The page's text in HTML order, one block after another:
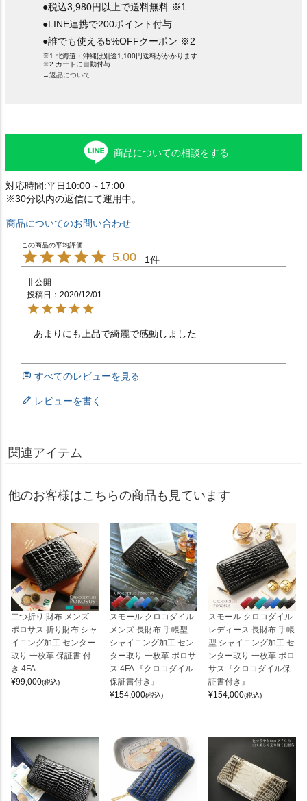
●税込3,980円以上で送料無料 ※1
●LINE連携で200ポイント付与
●誰でも使える5%OFFクーポン ※2
※1.北海道・沖縄は別途1,100円送料がかかります
※2.カートに自動付与
→返品について
商品についての相談をする
対応時間:平日10:00～17:00
※30分以内の返信にて運用中。
商品についてのお問い合わせ
5.00 1
非公開
投稿日
2020/12/01
あまりにも上品で綺麗で感動しました
すべてのレビューを見る
レビューを書く
関連アイテム
他のお客様はこちらの商品も見ています
二つ折り 財布 メンズ
ポロサス 折り財布 シャ
イニング加工 センター
取り 一枚革 保証書 付
き 4FA
¥99,000(税込)
スモール クロコダイル
メンズ 長財布 手帳型
シャイニング加工 セン
ター取り 一枚革 ポロサ
ス 4FA 『クロコダイル
保証書付き』
¥154,000(税込)
スモール クロコダイル
レディース 長財布 手帳
型 シャイニング加工 セ
ンター取り 一枚革 ポロ
サス『クロコダイル保
証書付き』
¥154,000(税込)